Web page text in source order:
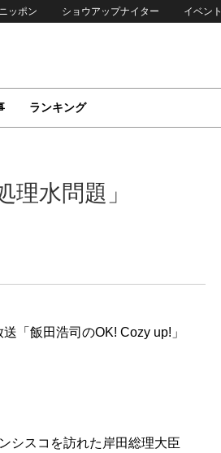
ッポン ショウアップナイター イベント
ランキング
水問題」
「飯田浩司のOK! Cozy up!」
シスコを訪れた岸田総理大臣